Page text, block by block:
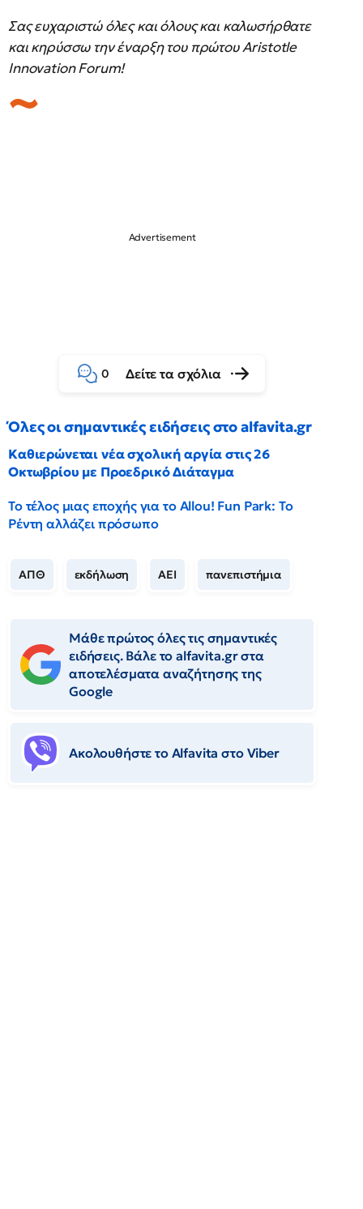
Σας ευχαριστώ όλες και όλους και καλωσήρθατε
και κηρύσσω την έναρξη του πρώτου Aristotle
Innovation Forum!
0 Δείτε τα σχόλια
Όλες οι σημαντικές ειδήσεις στο alfavita.gr
Καθιερώνεται νέα σχολική αργία στις 26
Οκτωβρίου με Προεδρικό Διάταγμα
Το τέλος μιας εποχής για το Allou! Fun Park: Το
Ρέντη αλλάζει πρόσωπο
ΑΠΘ εκδήλωση ΑΕΙ πανεπιστήμια
Μάθε πρώτος όλες τις σημαντικές
ειδήσεις. Βάλε το alfavita.gr στα
αποτελέσματα αναζήτησης της
Google
Ακολουθήστε το Αlfavita στο Viber